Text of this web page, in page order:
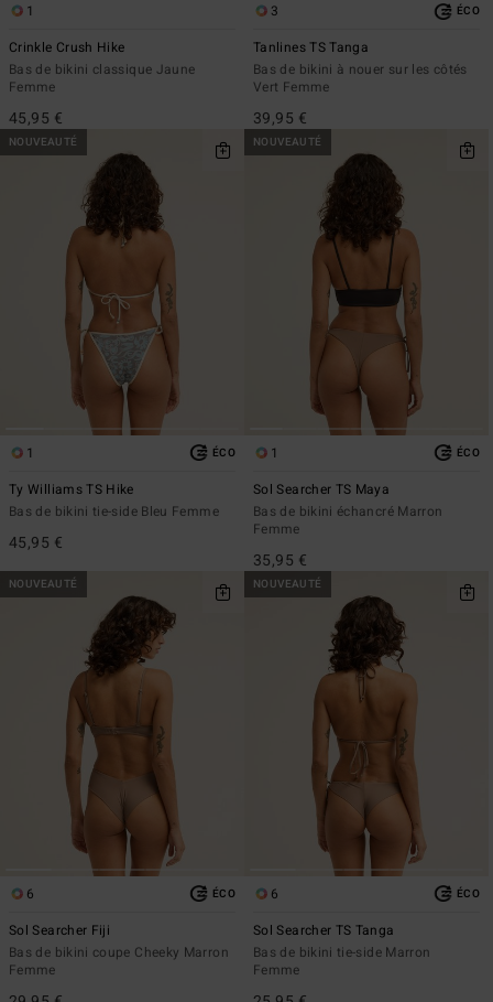
1
Crinkle Crush Hike
Bas de bikini classique Jaune
Femme
45,95 €
3 ÉCO
Tanlines TS Tanga
Bas de bikini à nouer sur les côtés
Vert Femme
39,95 €
NOUVEAUTÉ
1 ÉCO
Ty Williams TS Hike
Bas de bikini tie-side Bleu Femme
45,95 €
NOUVEAUTÉ
1 ÉCO
Sol Searcher TS Maya
Bas de bikini échancré Marron
Femme
35,95 €
NOUVEAUTÉ
6 ÉCO
Sol Searcher Fiji
Bas de bikini coupe Cheeky Marron
Femme
NOUVEAUTÉ
6 ÉCO
Sol Searcher TS Tanga
Bas de bikini tie-side Marron
Femme